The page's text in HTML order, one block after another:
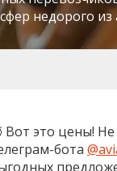
недорого
Вот это цены! Не
бота